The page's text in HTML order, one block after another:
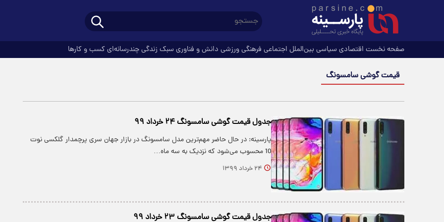
صفحه نخست اقتصادی سیاسی بین‌الملل اجتماعی فرهنگیورزشی دانش و فناوری سبک زندگیچندرسانه‌ای کسب و کارها
قیمت گوشی سامسونگ
جدول قیمت گوشی سامسونگ ۲۴ خرداد ۹۹
پارسینه: در حال حاضر مهم‌ترین مدل سامسونگ در بازار جهان سری پرچمدار گلکسی نوت
10 محسوب می‌شود که نزدیک به سه ماه…
۲۴ خرداد ۱۳۹۹
جدول قیمت گوشی سامسونگ ۲۳ خرداد ۹۹